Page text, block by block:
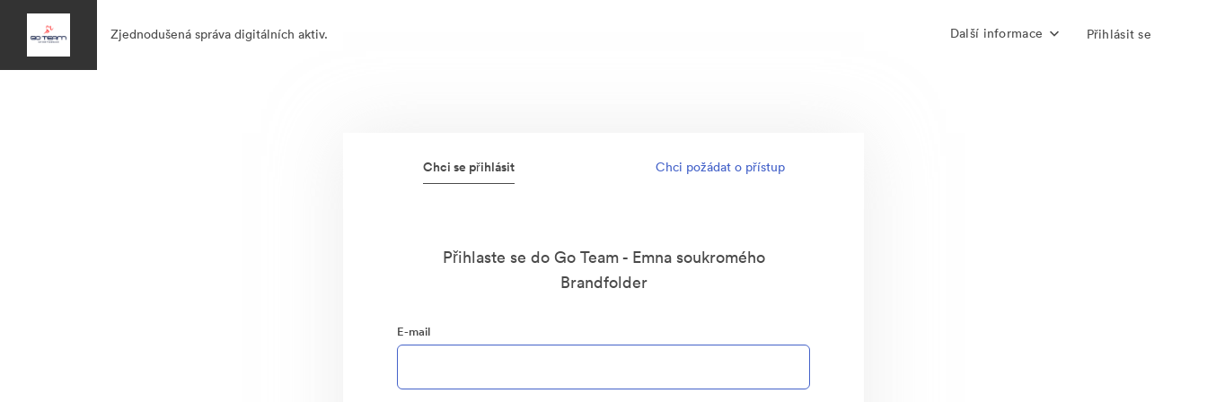
Zjednodušená správa digitálních aktiv. Další informace Přihlásit se
Chci se přihlásit Chci požádat o přístup
Přihlaste se do Go Team - Emna soukromého
Brandfolder
E-mail